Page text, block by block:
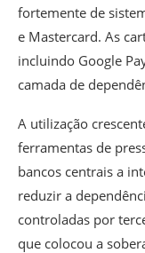
fortemente de
e Mastercard. As
incluindo Google
camada de
A utilização
ferramentas de
bancos centrais a
reduzir a
controladas por
que colocou a